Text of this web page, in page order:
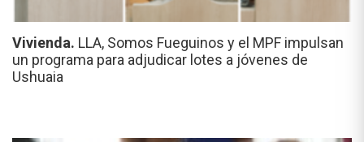
Vivienda. LLA, Somos Fueguinos y el MPF impulsan
un programa para adjudicar lotes a jóvenes de
Ushuaia